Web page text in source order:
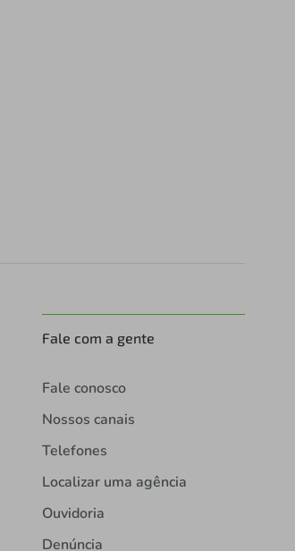
Fale com a gente
Fale conosco
Nossos canais
Telefones
Localizar uma agência
Ouvidoria
Denúncia